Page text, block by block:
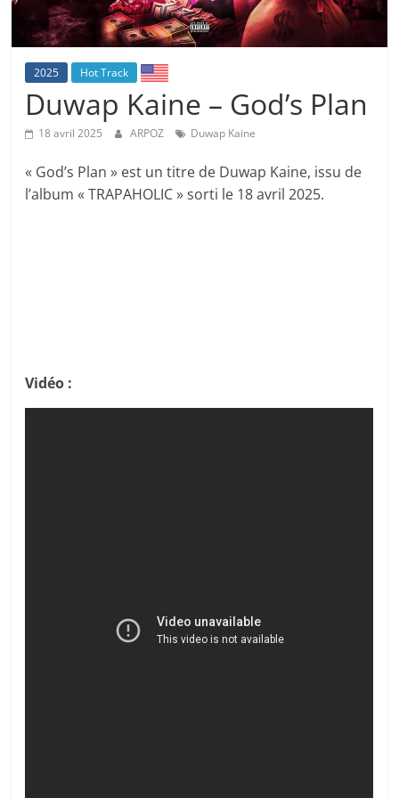
2025 Hot Track
Duwap Kaine – God’s Plan
18 avril 2025 ARPOZ Duwap Kaine
« God’s Plan » est un titre de Duwap Kaine, issu de
l’album « TRAPAHOLIC » sorti le 18 avril 2025.
Vidéo :